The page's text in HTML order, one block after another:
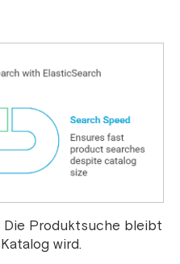
Die Produktsuche bleibt
wird.